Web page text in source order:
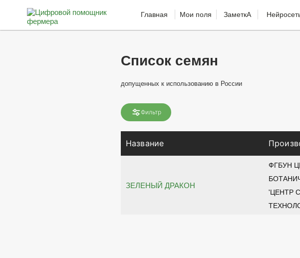
Главная Мои поля ЗаметкА
Список семян
допущенных к использованию в России
Фильтр
Название
ЗЕЛЕНЫЙ ДРАКОН
ФГБУН
'ЦЕНТР